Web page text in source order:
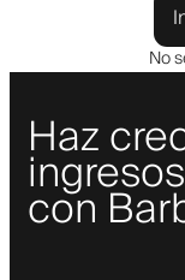
No
Haz
con